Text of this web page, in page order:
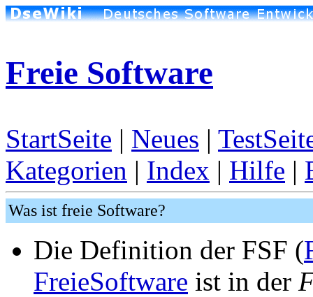
Freie Software
StartSeite | Neues |
Kategorien | Index | Hilfe |
Was ist freie Software?
Die Definition der FSF (
FreieSoftware ist in der